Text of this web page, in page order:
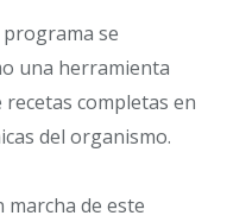
se
una herramienta
completas en
del organismo.
de este